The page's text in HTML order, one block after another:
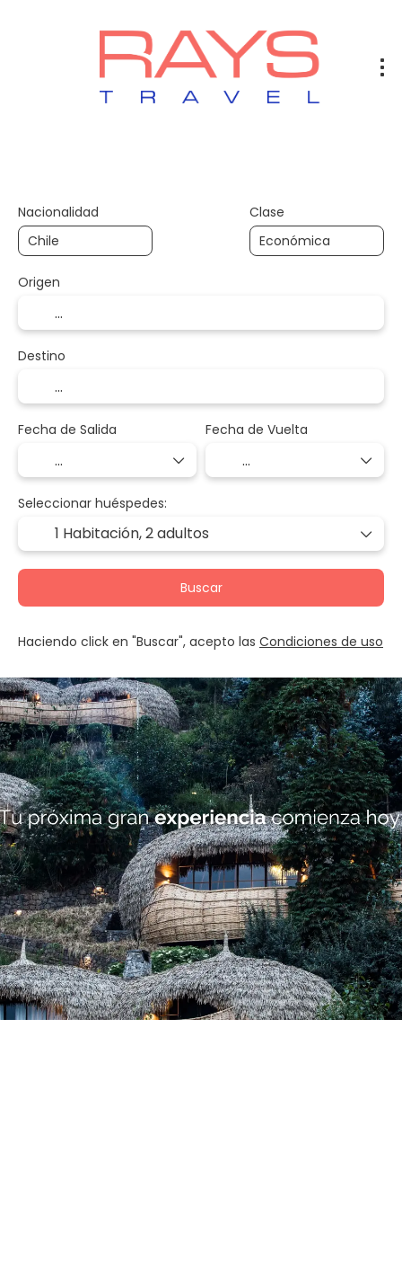
Nacionalidad Clase
Origen
Destino
Fecha de Salida Fecha de Vuelta
Seleccionar huéspedes:
1 Habitación,2 adultos
Buscar
Haciendo click en "Buscar", acepto las Condiciones de uso